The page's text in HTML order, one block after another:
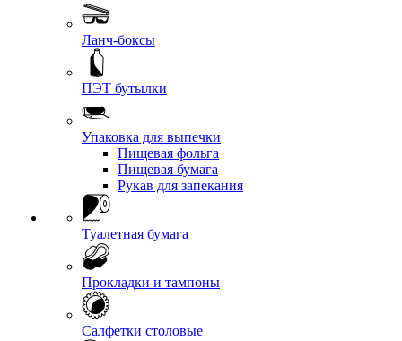
Ланч-боксы
ПЭТ бутылки
Упаковка для выпечки
Пищевая фольга
Пищевая бумага
Рукав для запекания
Туалетная бумага
Прокладки и тампоны
Салфетки столовые